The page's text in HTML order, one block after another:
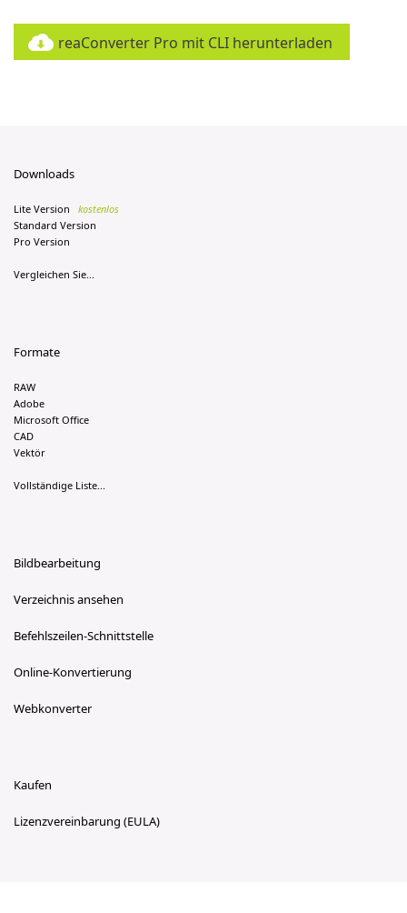
reaConverter Pro mit CLI herunterladen
Downloads
Lite Version
kostenlos
Standard Version
Pro Version
Vergleichen Sie...
Formate
RAW
Adobe
Microsoft Office
CAD
Vektör
Vollständige Liste...
Bildbearbeitung
Verzeichnis ansehen
Befehlszeilen-Schnittstelle
Online-Konvertierung
Webkonverter
Kaufen
Lizenzvereinbarung (EULA)